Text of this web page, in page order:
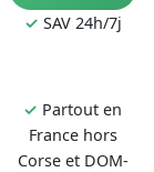
✓ SAV 24h/7j
✓ Partout en
France hors
Corse et DOM-